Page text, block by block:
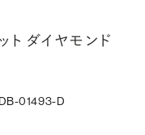
ト ダイヤモンド
01493-D